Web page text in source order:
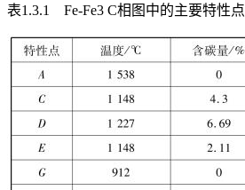
表1.3.1 Fe-Fe3 C相图中的主要特性点